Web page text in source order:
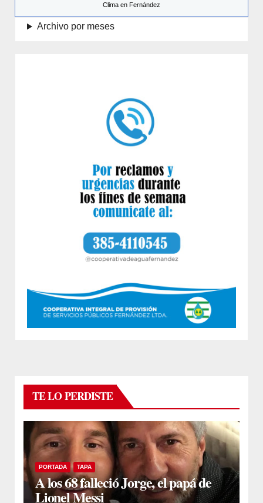
Clima en Fernández
Archivo por meses
TE LO PERDISTE
PORTADA TAPA
A los 68 falleció Jorge, el papá de
Lionel Messi